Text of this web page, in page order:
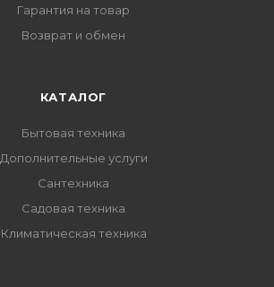
Гарантия на товар
Возврат и обмен
КАТАЛОГ
Бытовая техника
Дополнительные услуги
Сантехника
Садовая техника
Климатическая техника